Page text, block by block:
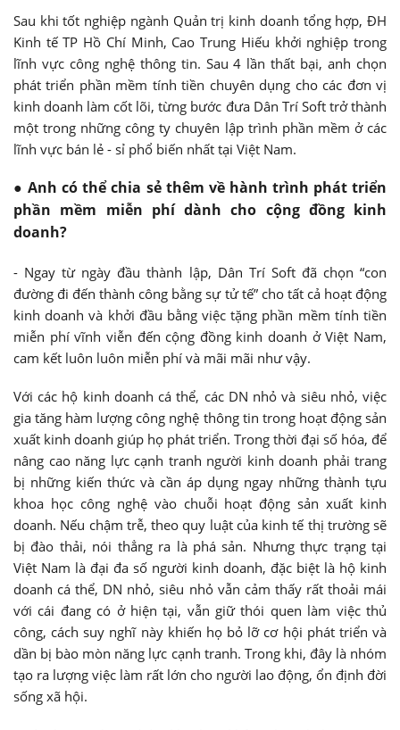
Sau khi tốt nghiệp ngành Quản trị kinh doanh tổng hợp, ĐH
Kinh tế TP Hồ Chí Minh, Cao Trung Hiếu khởi nghiệp trong
lĩnh vực công nghệ thông tin. Sau 4 lần thất bại, anh chọn
phát triển phần mềm tính tiền chuyên dụng cho các đơn vị
kinh doanh làm cốt lõi, từng bước đưa Dân Trí Soft trở thành
một trong những công ty chuyên lập trình phần mềm ở các
lĩnh vực bán lẻ - sỉ phổ biến nhất tại Việt Nam.
● Anh có thể chia sẻ thêm về hành trình phát triển
phần mềm miễn phí dành cho cộng đồng kinh
doanh?
- Ngay từ ngày đầu thành lập, Dân Trí Soft đã chọn “con
đường đi đến thành công bằng sự tử tế” cho tất cả hoạt động
kinh doanh và khởi đầu bằng việc tặng phần mềm tính tiền
miễn phí vĩnh viễn đến cộng đồng kinh doanh ở Việt Nam,
cam kết luôn luôn miễn phí và mãi mãi như vậy.
Với các hộ kinh doanh cá thể, các DN nhỏ và siêu nhỏ, việc
gia tăng hàm lượng công nghệ thông tin trong hoạt động sản
xuất kinh doanh giúp họ phát triển. Trong thời đại số hóa, để
nâng cao năng lực cạnh tranh người kinh doanh phải trang
bị những kiến thức và cần áp dụng ngay những thành tựu
khoa học công nghệ vào chuỗi hoạt động sản xuất kinh
doanh. Nếu chậm trễ, theo quy luật của kinh tế thị trường sẽ
bị đào thải, nói thẳng ra là phá sản. Nhưng thực trạng tại
Việt Nam là đại đa số người kinh doanh, đặc biệt là hộ kinh
doanh cá thể, DN nhỏ, siêu nhỏ vẫn cảm thấy rất thoải mái
với cái đang có ở hiện tại, vẫn giữ thói quen làm việc thủ
công, cách suy nghĩ này khiến họ bỏ lỡ cơ hội phát triển và
dần bị bào mòn năng lực cạnh tranh. Trong khi, đây là nhóm
tạo ra lượng việc làm rất lớn cho người lao động, ổn định đời
sống xã hội.